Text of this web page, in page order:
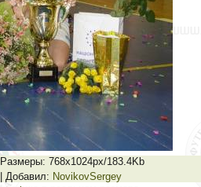
Размеры: 768x1024px/183.4Kb
Добавил: NovikovSergey